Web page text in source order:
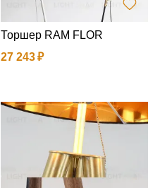
Торшер RAM FLOR
27 243